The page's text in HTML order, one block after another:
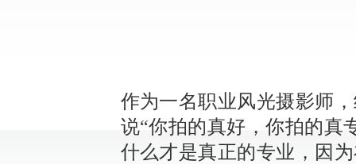
作为一名职业风光摄影师
说“你拍的真好，你拍的
什么才是真正的专业，因